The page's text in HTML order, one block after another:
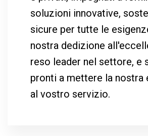
soluzioni innovative,
sicure per tutte le
nostra dedizione
reso leader nel settore, e
pronti a mettere la nostra
al vostro servizio.